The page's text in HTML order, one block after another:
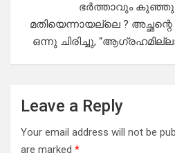
ഭർത്താവും
മതിയെന്നായല്ലെ ? അച്ഛന്റെ
ഒന്നു ചിരിച്ചു,
Leave a Reply
Your email address will not be
are marked *